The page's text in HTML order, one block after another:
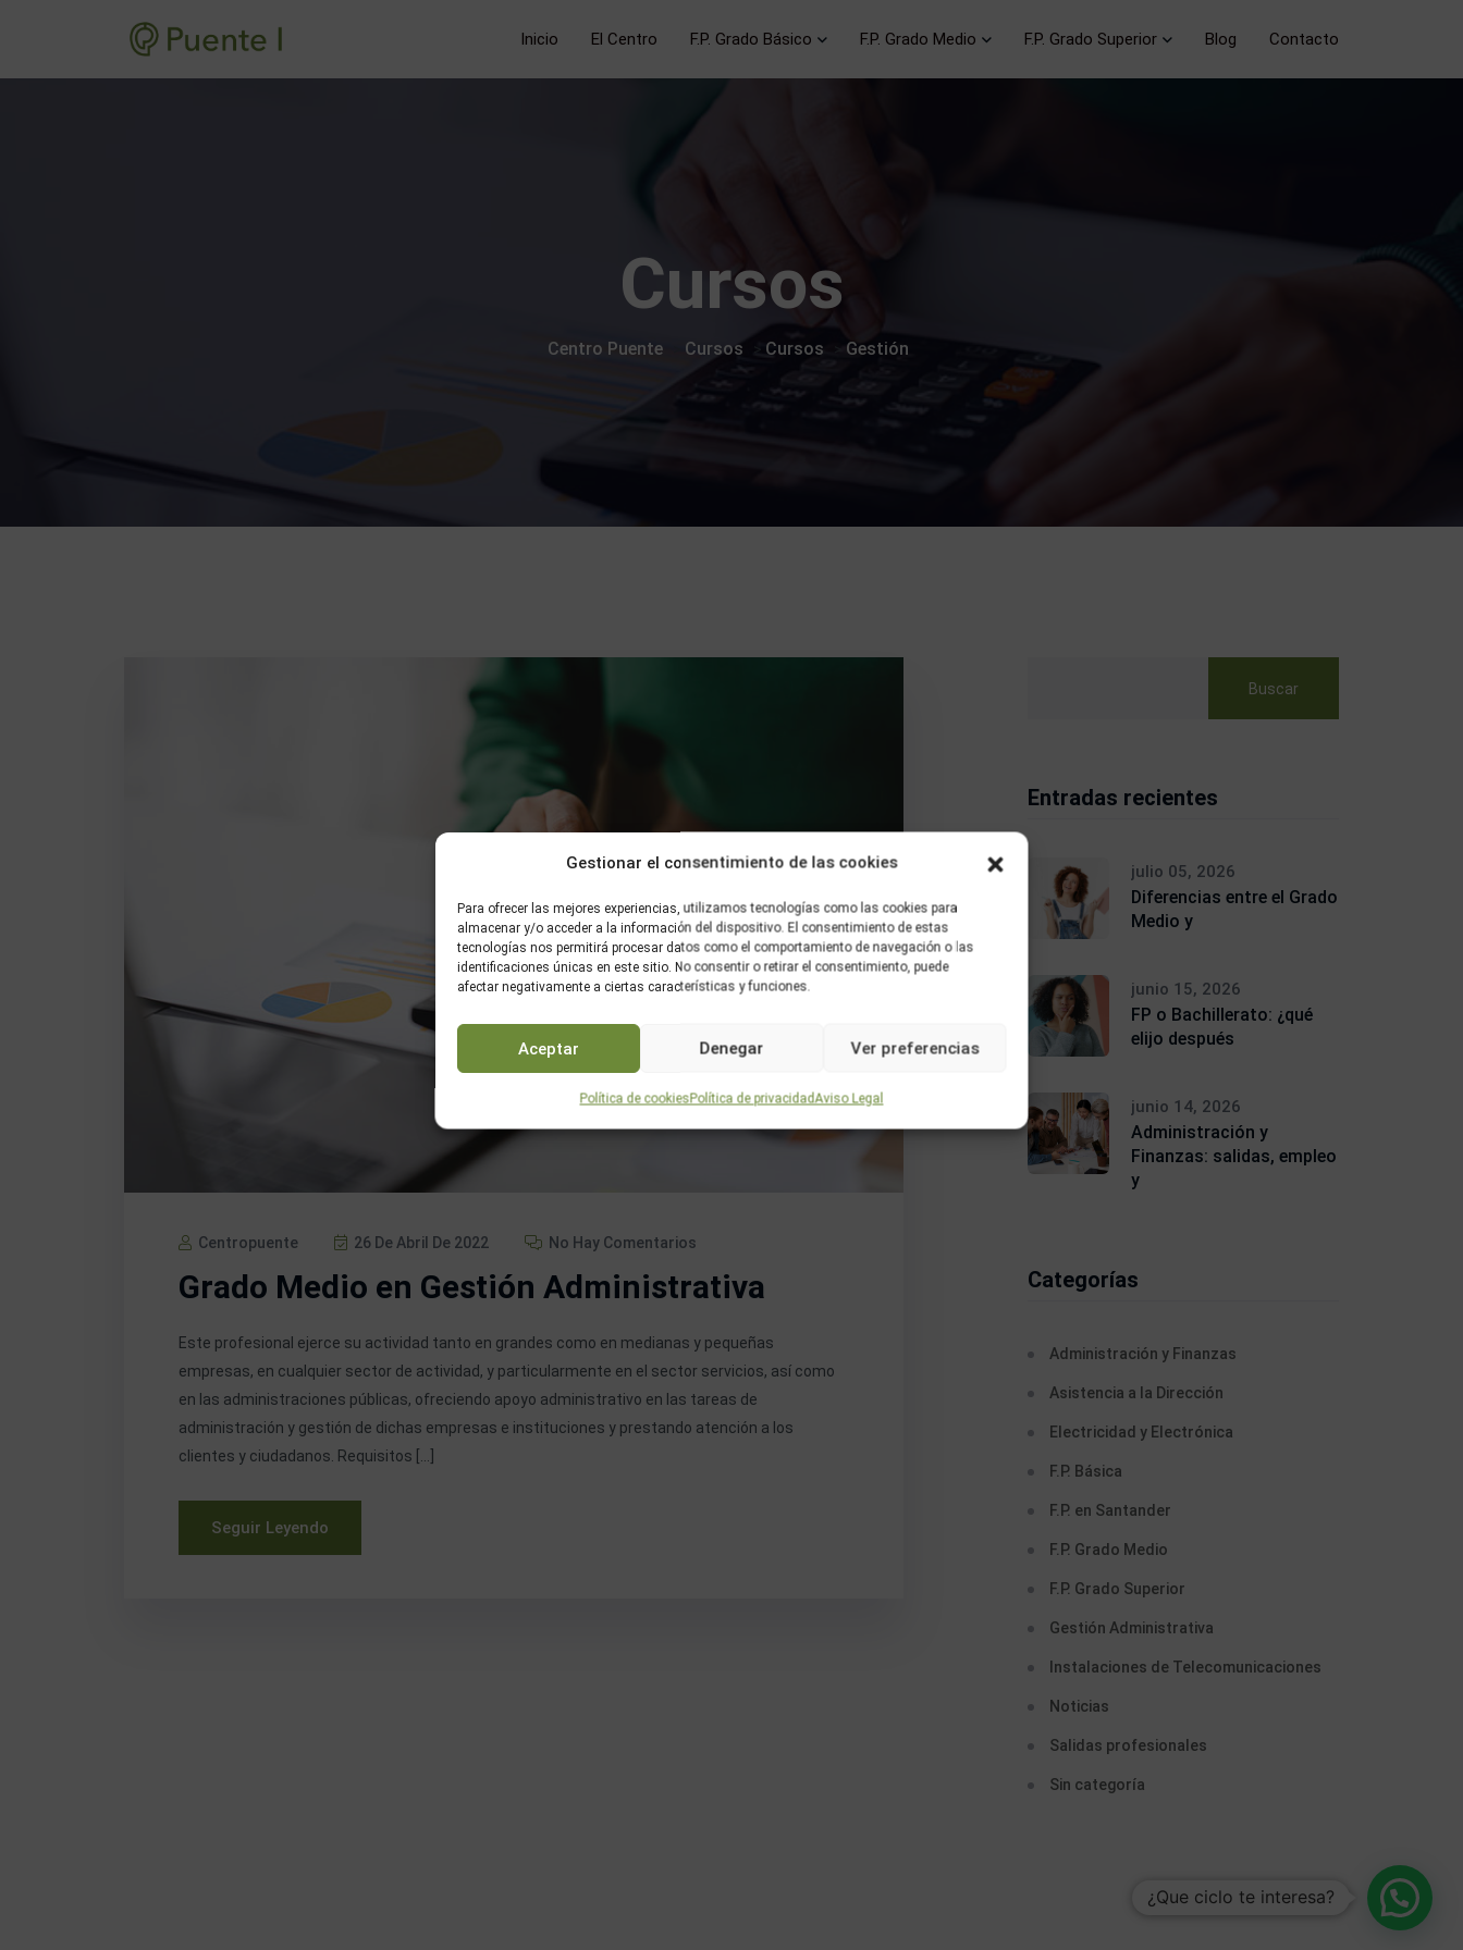
Gestionar el consentimiento de las cookies
Para ofrecer las mejores experiencias, utilizamos tecnologías como las cookies para
almacenar y/o acceder a la información del dispositivo. El consentimiento de estas
tecnologías nos permitirá procesar datos como el comportamiento de navegación o las
identificaciones únicas en este sitio. No consentir o retirar el consentimiento, puede
afectar negativamente a ciertas características y funciones.
Aceptar Denegar Ver preferencias
Política de cookiesPolítica de privacidadAviso Legal
Inicio El Centro F.P. Grado Básico F.P. Grado Medio F.P. Grado Superior Blog Contacto
Cursos
Centro Puente Cursos Cursos Gestión
Centropuente 26 De Abril De 2022 No Hay Comentarios
Grado Medio en Gestión Administrativa
Este profesional ejerce su actividad tanto en grandes como en medianas y pequeñas
empresas, en cualquier sector de actividad, y particularmente en el sector servicios, así como
en las administraciones públicas, ofreciendo apoyo administrativo en las tareas de
administración y gestión de dichas empresas e instituciones y prestando atención a los
clientes y ciudadanos. Requisitos […]
Seguir Leyendo
Buscar
Entradas recientes
julio 05, 2026
Diferencias entre el Grado
Medio y
junio 15, 2026
FP o Bachillerato: ¿qué
elijo después
junio 14, 2026
Administración y
Finanzas: salidas, empleo
y
Categorías
Administración y Finanzas
Asistencia a la Dirección
Electricidad y Electrónica
F.P. Básica
F.P. en Santander
F.P. Grado Medio
F.P. Grado Superior
Gestión Administrativa
Instalaciones de Telecomunicaciones
Noticias
Salidas profesionales
Sin categoría
¿Que ciclo te interesa?